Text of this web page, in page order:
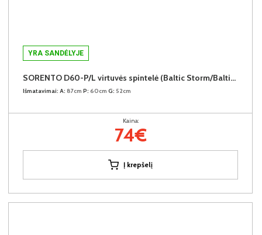
YRA SANDĖLYJE
SORENTO D60-P/L virtuvės spintelė (Baltic Storm/Baltic Storm)
Išmatavimai: A: 87cm P: 60cm G: 52cm
Kaina:
74€
Į krepšelį